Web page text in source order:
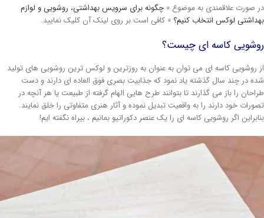
صورت علاقمندی به موضوع « چگونه برای سرویس بهداشتی، روشویی و لوازم
لوکس انتخاب کنیم؟» کافی است بر روی لینک آن کلیک نمایید.
کاسه ای چیست؟
روشویی کاسه ای می توان به عنوان به روزترین و لوکس ترین روشویی های تولید
در چند سال گذشته یاد نمود که جذابیت بصری فوق العاده ای دارند و دست
را باز می گذارند تا بتوانند طرح هایی الهام گرفته از طبیعت یا هر آنچه در
خود دارند را به واقعیت تبدیل نموده و آثار هنری متفاوتی را خلق نمایند.
اگر روشویی کاسه ای را یک عنصر دکوراتیو بمانیم ، بیراه نگفته ایم!